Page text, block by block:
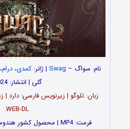
نام: سواگ – Swag | ژانر:کمدی،درام،
گلی | انتشار: 2024
WEB-DL
فرمت: MP4 | محصول کشور هندوستان | امتیاز فیلم: 7.8